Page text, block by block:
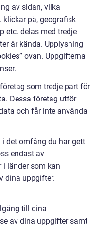
av sidan, vilka
klickar på, geografisk
etc. delas med tredje
är kända. Upplysning
ovan. Uppgifterna
som tredje part för
Dessa företag utför
och får inte använda
det omfång du har gett
endast av
i länder som kan
dina uppgifter.
till dina
av dina uppgifter samt